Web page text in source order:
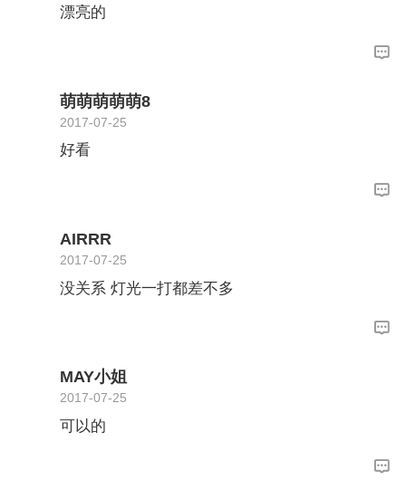
漂亮的
萌萌萌萌萌8
2017-07-25
好看
AIRRR
2017-07-25
没关系 灯光一打都差不多
MAY小姐
2017-07-25
可以的